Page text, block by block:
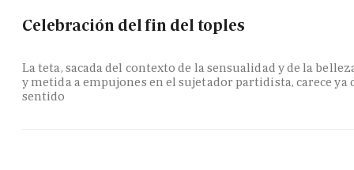
Celebración del fin del toples
La teta, sacada del contexto de la sensualidad y de la
y metida a empujones en el sujetador partidista, carece ya
sentido